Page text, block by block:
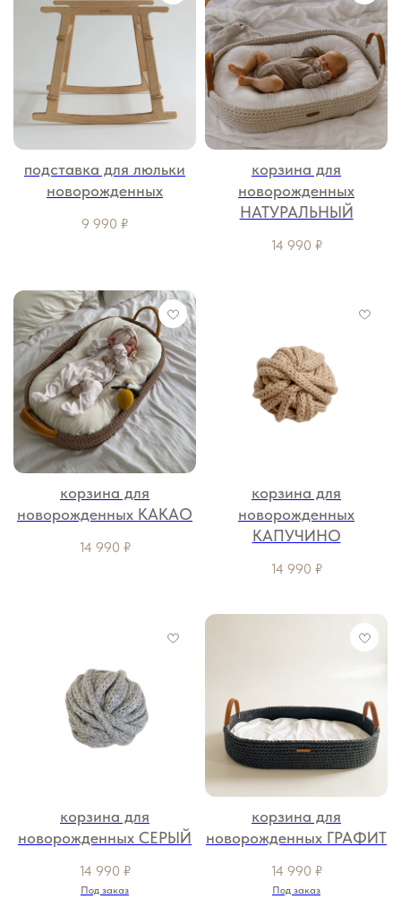
подставка для люльки
новорожденных
9 990 ₽
корзина для
новорожденных
НАТУРАЛЬНЫЙ
14 990 ₽
корзина для
новорожденных КАКАО
14 990 ₽
корзина для
новорожденных
КАПУЧИНО
14 990 ₽
корзина для
новорожденных СЕРЫЙ
14 990 ₽
Под заказ
корзина для
новорожденных ГРАФИТ
14 990 ₽
Под заказ